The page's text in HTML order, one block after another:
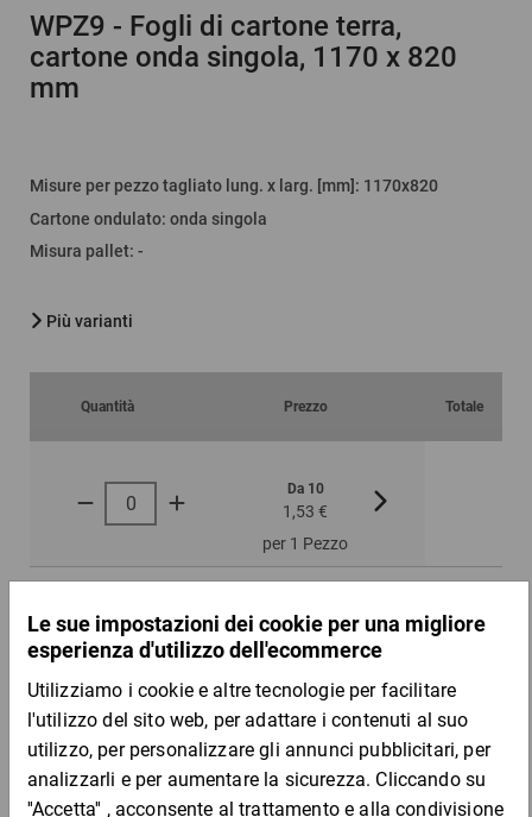
WPZ9 - Fogli di cartone terra,
cartone onda singola, 1170 x 820
mm
Misure per pezzo tagliato lung. x larg. [mm] : 1170x820
Cartone ondulato: onda singola
Misura pallet: -
Più varianti
Quantità Prezzo Totale
Da 10
1,53 €
per 1 Pezzo
DESCRIZIONE DEL PRODOTTO
Un metodo economico per evitare lo scivolamento delle scatole
di cartone impilate sul bancale. I fogli di cartone permettono una